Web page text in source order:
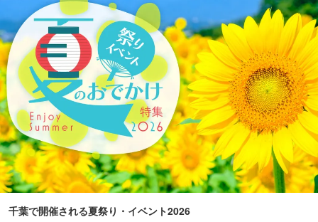
千葉で開催される夏祭り・イベント2026